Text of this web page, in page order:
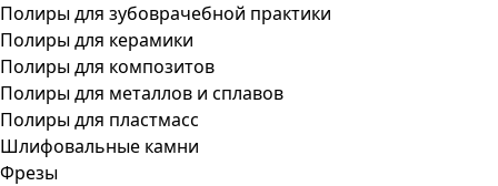
Полиры для зубоврачебной практики
Полиры для керамики
Полиры для композитов
Полиры для металлов и сплавов
Полиры для пластмасс
Шлифовальные камни
Фрезы